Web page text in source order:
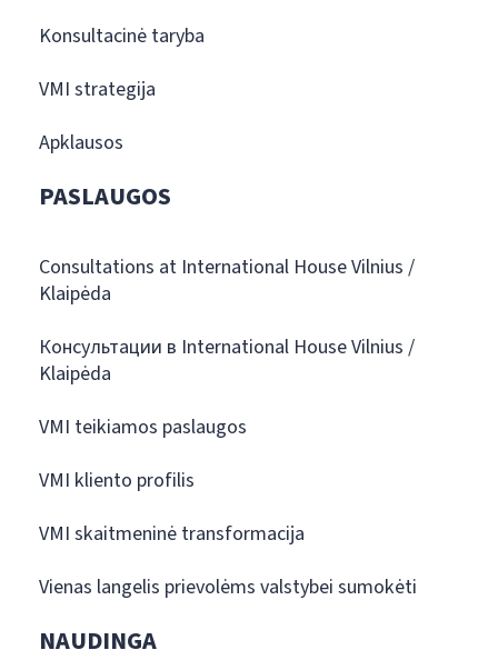
Konsultacinė taryba
VMI strategija
Apklausos
PASLAUGOS
Consultations at International House Vilnius /
Klaipėda
Консультации в International House Vilnius /
Klaipėda
VMI teikiamos paslaugos
VMI kliento profilis
VMI skaitmeninė transformacija
Vienas langelis prievolėms valstybei sumokėti
NAUDINGA